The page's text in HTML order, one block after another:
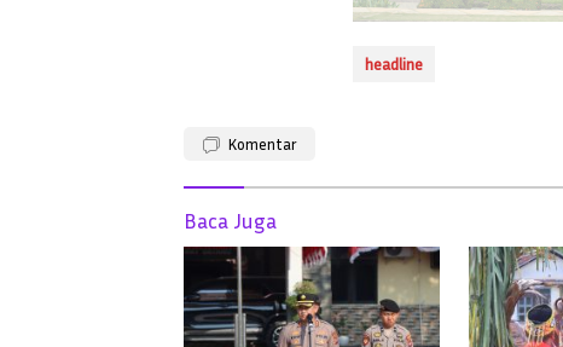
headline
Komentar
Baca Juga